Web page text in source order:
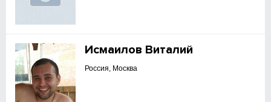
Исмаилов Виталий
Россия, Москва